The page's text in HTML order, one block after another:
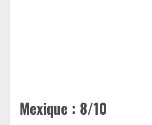
Mexique : 8/10